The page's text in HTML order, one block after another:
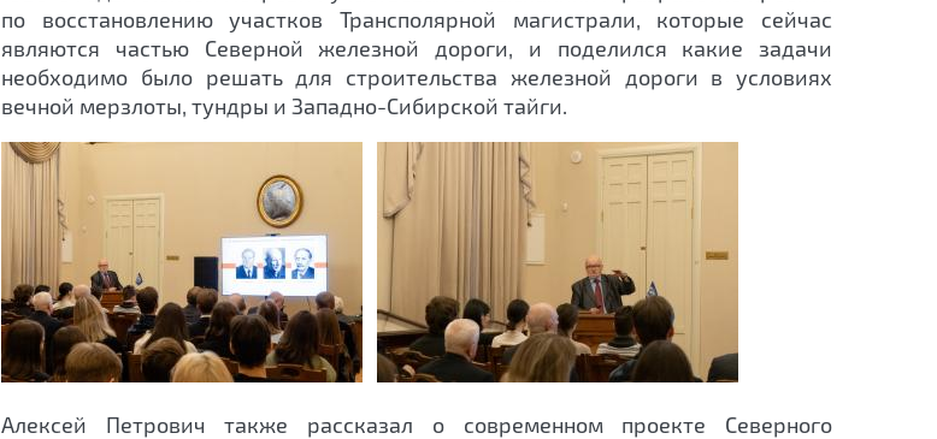
по восстановлению участков Трансполярной магистрали, которые сейчас
являются частью Северной железной дороги, и поделился какие задачи
необходимо было решать для строительства железной дороги в условиях
вечной мерзлоты, тундры и Западно-Сибирской тайги.
Алексей Петрович также рассказал о современном проекте Северного